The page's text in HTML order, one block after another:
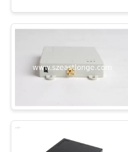
CẦU
BÁO
ĐỒ
TRANG